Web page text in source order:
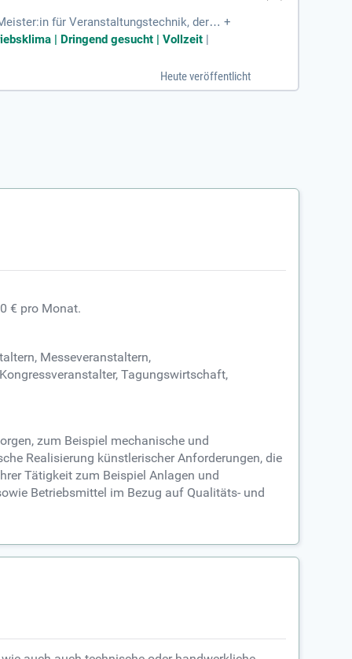
für Veranstaltungstechnik, der/di +
| Dringend gesucht | Vollzeit |
Heute veröffentlicht
€ pro Monat.
Messeveranstaltern,
Tagungswirtschaft,
zum Beispiel mechanische und
Realisierung künstlerischer Anforderungen, die
Tätigkeit zum Beispiel Anlagen und
Betriebsmittel im Bezug auf Qualitäts- und